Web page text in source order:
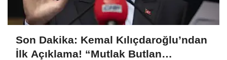
Son Dakika: Kemal Kılıçdaroğlu’ndan
İlk Açıklama! “Mutlak Butlan